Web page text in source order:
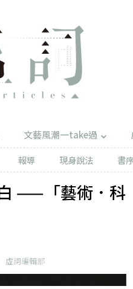
文藝風潮一take過
報導 現身說法 書
——「藝術．科
虛詞編輯部